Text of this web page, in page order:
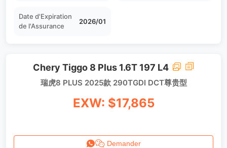
Date d'Expiration
de l'Assurance
2026/01
Chery Tiggo 8 Plus 1.6T 197 L4
瑞虎8 PLUS 2025款 290TGDI DCT尊贵型
EXW: $17,865
Demander